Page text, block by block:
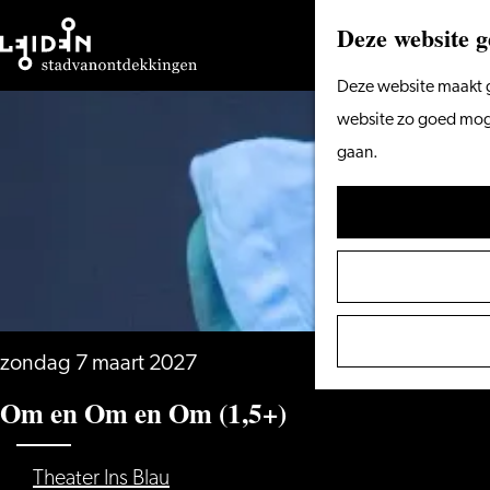
Deze website
Deze website
website zo goed
gaan.
Ga
zondag 7 maart 2027
Om en Om en Om (1,5+)
Theater Ins Blau